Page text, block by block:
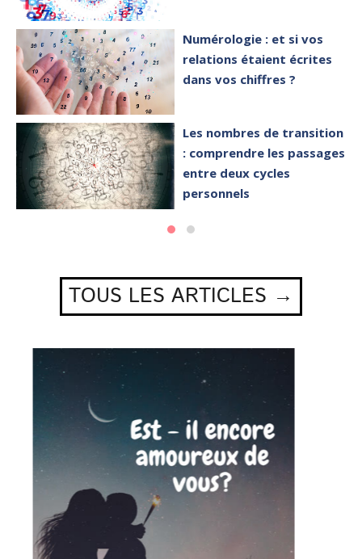
Numérologie : et si vos
relations étaient écrites
dans vos chiffres ?
Les nombres de transition
: comprendre les passages
entre deux cycles
personnels
TOUS LES ARTICLES →